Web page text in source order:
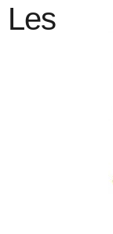
Les